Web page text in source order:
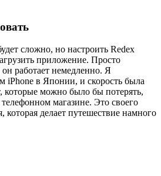
сложно, но настроить Redex
приложение. Просто
работает немедленно. Я
iPhone в Японии, и скорость была
которые можно было бы потерять,
телефонном магазине. Это своего
которая делает путешествие намного